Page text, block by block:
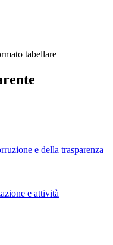
tabellare
e della trasparenza
e attività